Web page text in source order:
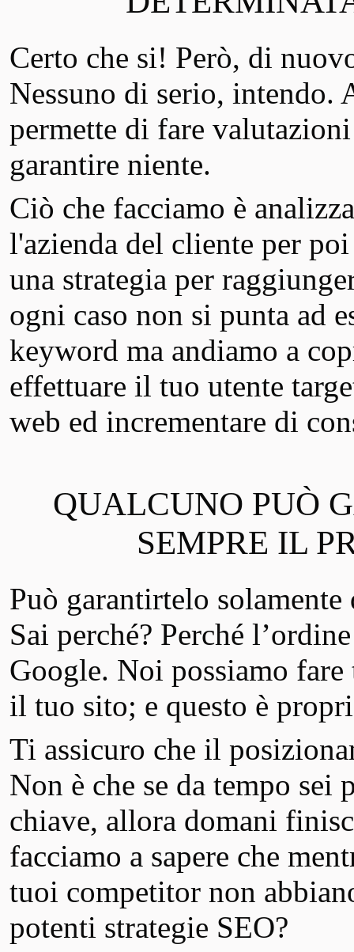
Certo che si! Però, di
Nessuno di serio, intendo.
permette di fare
garantire niente.
Ciò che facciamo è
l'azienda del cliente per
una strategia per
ogni caso non si punta ad
keyword ma andiamo a
effettuare il tuo utente
web ed incrementare di
QUALCUNO PUÒ
SEMPRE IL
Può garantirtelo
Sai perché? Perché
Google. Noi possiamo
il tuo sito; e questo è
Ti assicuro che il
Non è che se da tempo sei
chiave, allora domani
facciamo a sapere che
tuoi competitor non
potenti strategie SEO?